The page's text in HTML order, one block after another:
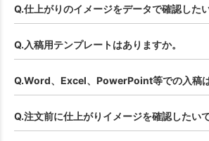
Q.仕上がりのイメージをデータで確認したい
Q.入稿用テンプレートはありますか。
Q.Word、Excel、PowerPoint等での入稿は
Q.注文前に仕上がりイメージを確認したいで